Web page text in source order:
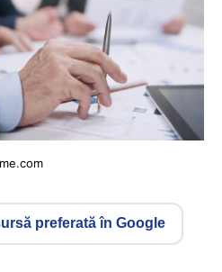
preferată în Google